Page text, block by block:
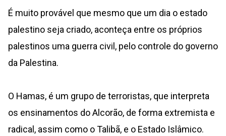
É muito provável que mesmo que um dia o estado
palestino seja criado, aconteça entre os próprios
palestinos uma guerra civil, pelo controle do governo
da Palestina.
O Hamas, é um grupo de terroristas, que interpreta
os ensinamentos do Alcorão, de forma extremista e
radical, assim como o Talibã, e o Estado Islâmico.